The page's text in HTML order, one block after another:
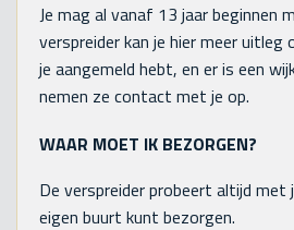
Je mag al vanaf 13 jaar beginnen
verspreider kan je hier meer uitleg
je aangemeld hebt, en er is een
nemen ze contact met je op.
WAAR MOET IK BEZORGEN?
De verspreider probeert altijd met
eigen buurt kunt bezorgen.